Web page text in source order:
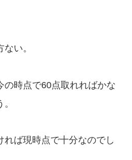
い。
の時点で60点取れればかな
れば現時点で十分なのでし